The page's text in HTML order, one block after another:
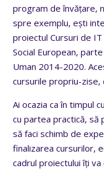
program de învățare,
spre exemplu, ești
proiectul Cursuri de
Social European,
Uman 2014-2020.
cursurile propriu-zise,
Ai ocazia ca în timpul
cu partea practică, să
să faci schimb de
finalizarea cursurilor,
cadrul proiectului îți